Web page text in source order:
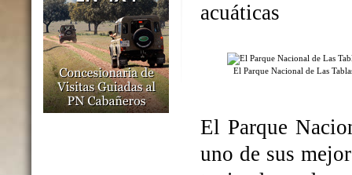
acuáticas
El Parque Nacional de Las
El Parque
uno de sus